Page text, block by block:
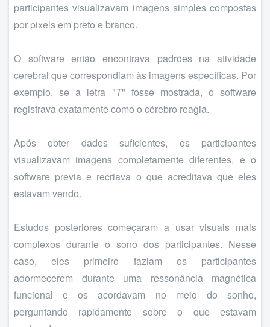
participantes visualizavam imagens simples compostas
por pixels em preto e branco.
O software então encontrava padrões na atividade
cerebral que correspondiam às imagens específicas. Por
exemplo, se a letra "T" fosse mostrada, o software
registrava exatamente como o cérebro reagia.
Após obter dados suficientes, os participantes
visualizavam imagens completamente diferentes, e o
software previa e recriava o que acreditava que eles
estavam vendo.
Estudos posteriores começaram a usar visuais mais
complexos durante o sono dos participantes. Nesse
caso, eles primeiro faziam os participantes
adormecerem durante uma ressonância magnética
funcional e os acordavam no meio do sonho,
perguntando rapidamente sobre o que estavam